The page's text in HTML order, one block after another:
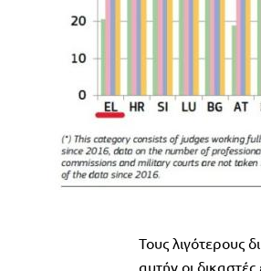
Τους λιγότερους
αυτήν οι